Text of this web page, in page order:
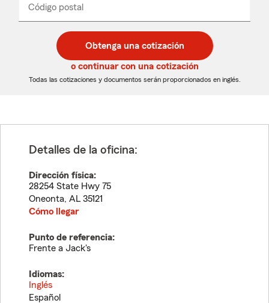
desplegable
Código postal
de
5
dígitos
de
5
dígitos
_____
Obtenga una cotización
o continuar con una cotización
Todas las cotizaciones y documentos serán proporcionados en inglés.
Detalles de la oficina:
Dirección física:
28254 State Hwy 75
Oneonta, AL 35121
Cómo llegar
Punto de referencia:
Frente a Jack's
Idiomas:
Inglés
Español